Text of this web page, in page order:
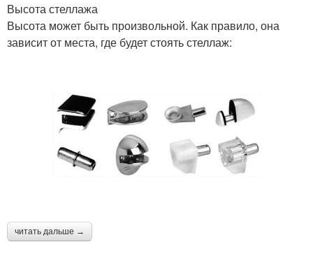
Высота стеллажа
Высота может быть произвольной. Как правило, она
зависит от места, где будет стоять стеллаж:
читать дальше →